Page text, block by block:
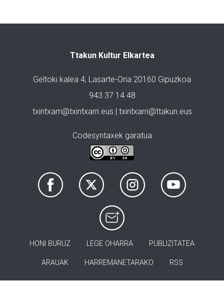
Ttakun Kultur Elkartea
Geltoki kalea 4, Lasarte-Oria 20160 Gipuzkoa
943 37 14 48
txintxarri@txintxarri.eus | txintxarri@ttakun.eus
Codesyntaxek garatua
HONI BURUZ LEGE OHARRA PUBLIZITATEA
ARAUAK HARREMANETARAKO RSS